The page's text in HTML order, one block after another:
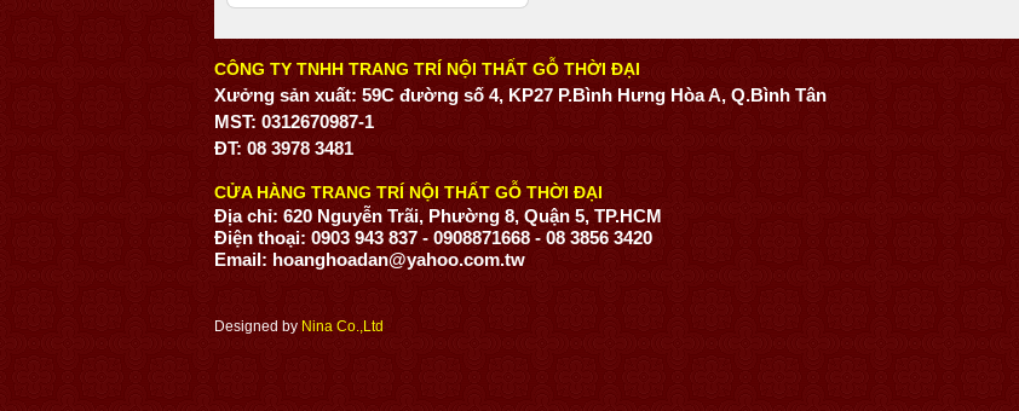
CÔNG TY TNHH TRANG TRÍ NỘI THẤT GỖ THỜI ĐẠI
Xưởng sản xuất: 59C đường số 4, KP27 P.Bình Hưng Hòa A, Q.Bình Tân
MST: 0312670987-1
ĐT: 08 3978 3481
CỬA HÀNG TRANG TRÍ NỘI THẤT GỖ THỜI ĐẠI
Địa chỉ: 620 Nguyễn Trãi, Phường 8, Quận 5, TP.HCM
Điện thoại: 0903 943 837 - 0908871668 - 08 3856 3420
Email: hoanghoadan@yahoo.com.tw
Designed by Nina Co.,Ltd